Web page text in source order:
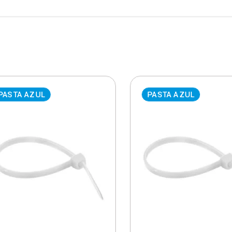
AZUL PASTA AZUL